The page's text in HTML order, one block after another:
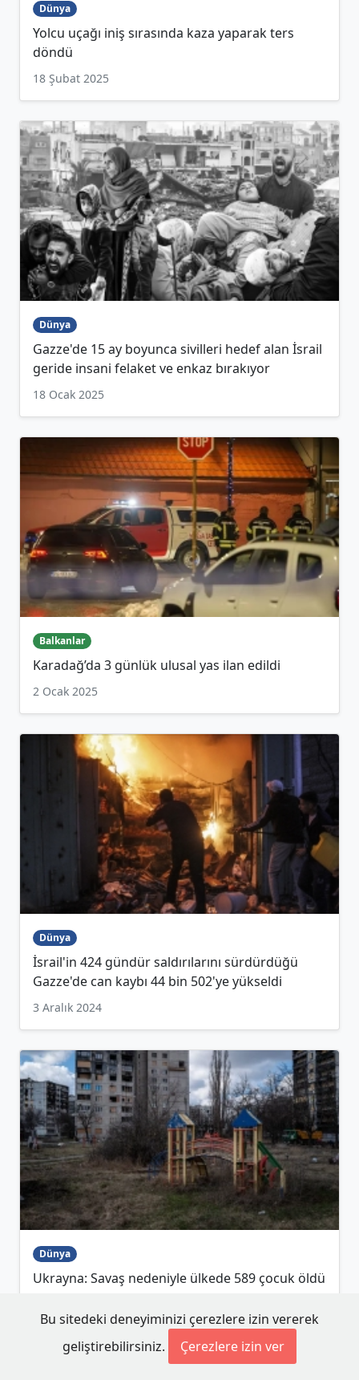
Dünya
Yolcu uçağı iniş sırasında kaza yaparak ters
döndü
18 Şubat 2025
Dünya
Gazze'de 15 ay boyunca sivilleri hedef alan İsrail
geride insani felaket ve enkaz bırakıyor
18 Ocak 2025
Balkanlar
Karadağ’da 3 günlük ulusal yas ilan edildi
2 Ocak 2025
Dünya
İsrail'in 424 gündür saldırılarını sürdürdüğü
Gazze'de can kaybı 44 bin 502'ye yükseldi
3 Aralık 2024
Dünya
Ukrayna: Savaş nedeniyle ülkede 589 çocuk öldü
Bu sitedeki deneyiminizi çerezlere izin vererek
geliştirebilirsiniz.
Çerezlere izin ver